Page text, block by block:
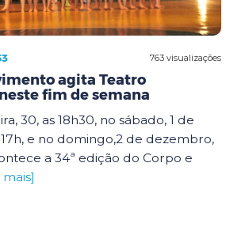
763 visualizações
agita Teatro
fim de semana
30, as 18h30, no sábado, 1 de
e no domingo,2 de dezembro,
a 34ª edição do Corpo e
mais]